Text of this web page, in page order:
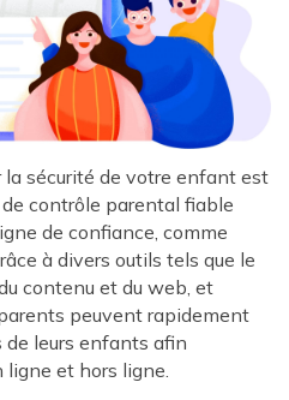
la sécurité de votre enfant est
contrôle parental fiable
de confiance, comme
à divers outils tels que le
contenu et du web, et
peuvent rapidement
leurs enfants afin
ligne et hors ligne.